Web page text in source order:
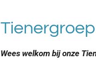
Wees welkom bij onze